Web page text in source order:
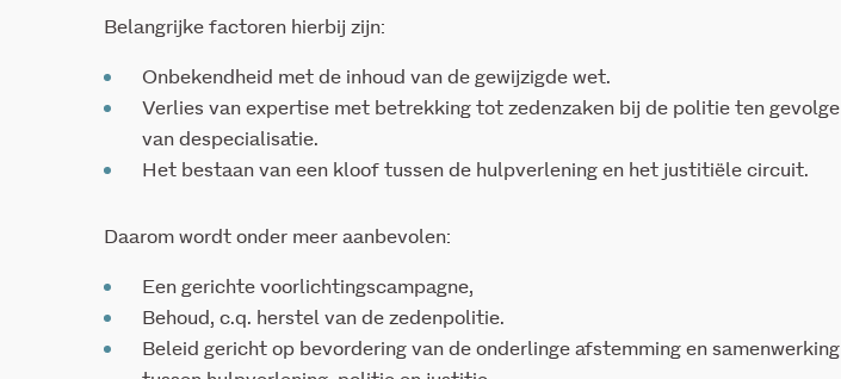
Belangrijke factoren hierbij zijn:
Onbekendheid met de inhoud van de gewijzigde wet.
Verlies van expertise met betrekking tot zedenzaken bij de politie ten gevolge
van despecialisatie.
Het bestaan van een kloof tussen de hulpverlening en het justitiële circuit.
Daarom wordt onder meer aanbevolen:
Een gerichte voorlichtingscampagne,
Behoud, c.q. herstel van de zedenpolitie.
Beleid gericht op bevordering van de onderlinge afstemming en samenwerking